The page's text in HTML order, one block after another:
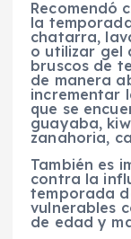
Recomendó
la
chatarra,
o utilizar gel
bruscos de
de manera
incrementar
que se
guayaba,
zanahoria,
También es
contra la
temporada
vulnerables
de edad y